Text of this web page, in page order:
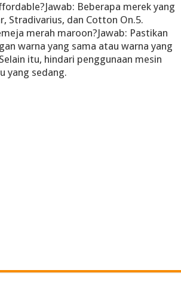
Beberapa merek yang
Stradivarius, dan Cotton On.5.
merah maroon?Jawab: Pastikan
warna yang sama atau warna yang
itu, hindari penggunaan mesin
yang sedang.